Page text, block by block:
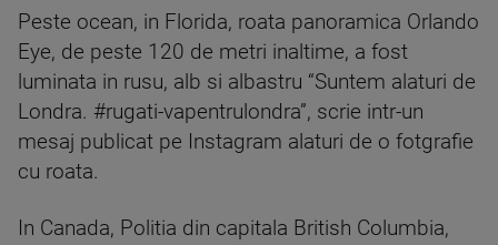
Peste ocean, in Florida, roata panoramica Orlando
Eye, de peste 120 de metri inaltime, a fost
luminata in rusu, alb si albastru “Suntem alaturi de
Londra. #rugati-vapentrulondra”, scrie intr-un
mesaj publicat pe Instagram alaturi de o fotgrafie
cu roata.
In Canada, Politia din capitala British Columbia,